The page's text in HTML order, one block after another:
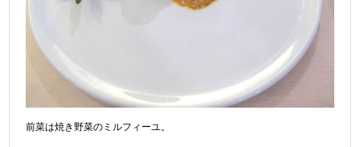
前菜は焼き野菜のミルフィーユ。